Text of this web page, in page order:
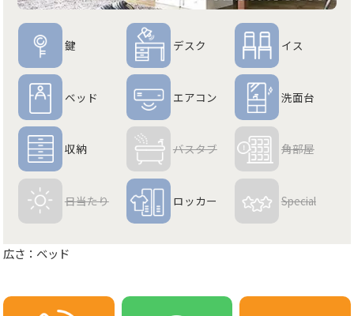
鍵 デスク イス
ベッド エアコン 洗面台
収納 バスタブ 角部屋
日当たり ロッカー Special
広さ：ベッド